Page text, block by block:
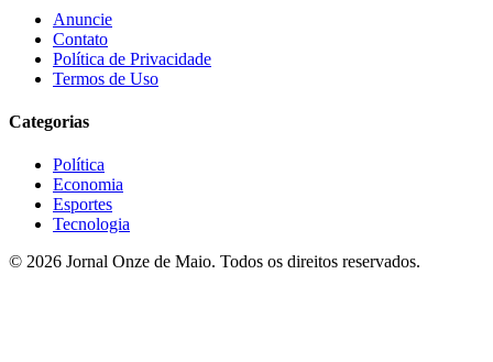
Anuncie
Contato
Política de Privacidade
Termos de Uso
Categorias
Política
Economia
Esportes
Tecnologia
© 2026 Jornal Onze de Maio. Todos os direitos reservados.